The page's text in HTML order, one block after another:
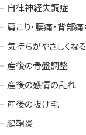
自律神経失調症
肩こり・腰痛・背部
気持ちがやさしくな
産後の骨盤調整
産後の感情の乱れ
産後の抜け毛
腱鞘炎